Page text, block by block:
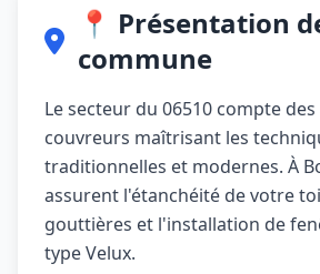
📍 Présentation
commune
Le secteur du 06510 compte
couvreurs maîtrisant les
traditionnelles et modernes. À
assurent l'étanchéité de votre
gouttières et l'installation de
type Velux.